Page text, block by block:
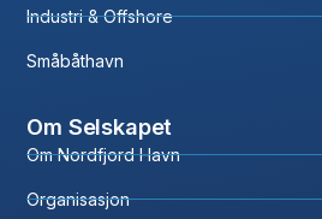
Industri & Offshore
Småbåthavn
Om Selskapet
Om Nordfjord Havn
Organisasjon